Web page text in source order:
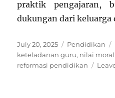
praktik pengajaran,
dukungan dari keluarga
Posted
on
July 20, 2025 Categories
Pendidikan
keteladanan guru, nilai moral,
reformasi pendidikan